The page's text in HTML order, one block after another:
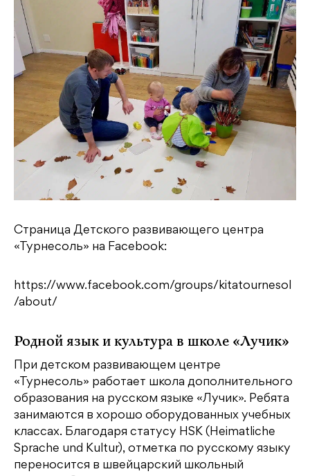
Страница Детского развивающего центра
«Турнесоль» на Facebook:
https://www.facebook.com/groups/kitatournesol
/about/
Родной язык и культура в школе «Лучик»
При детском развивающем центре
«Турнесоль» работает школа дополнительного
образования на русском языке «Лучик». Ребята
занимаются в хорошо оборудованных учебных
классах. Благодаря статусу HSK (Heimatliche
Sprache und Kultur), отметка по русскому языку
переносится в швейцарский школьный